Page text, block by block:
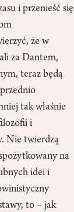
i przenieść się
że w
za Dantem,
teraz będą
tak właśnie
i
Nie twierdzą
na
idei i
to – jak